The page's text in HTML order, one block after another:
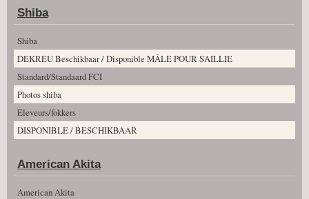
Shiba
Shiba
DEKREU Beschikbaar / Disponible MÂLE POUR SAILLIE
Standard/Standaard FCI
Photos shiba
Eleveurs/fokkers
DISPONIBLE / BESCHIKBAAR
American Akita
American Akita